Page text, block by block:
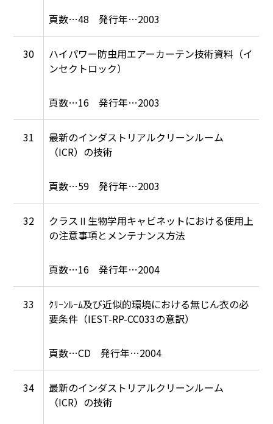
48 2003
30
ハイパワー防虫用エアーカーテン技術資料（イ
ンセクトロック）
16 2003
31
最新のインダストリアルクリーンルーム
（ICR）の技術
59 2003
32
クラスⅡ生物学用キャビネットにおける使用上
の注意事項とメンテナンス方法
16 2004
33
ｸﾘｰﾝﾙｰﾑ及び近似的環境における無じん衣の必
要条件（IEST-RP-CC033の意訳）
CD 2004
34
最新のインダストリアルクリーンルーム
（ICR）の技術